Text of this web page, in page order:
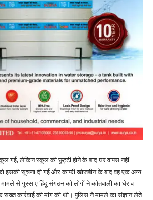
गई, लेकिन स्कूल की छुट्टी होने के बाद घर वापस नहीं
को इसकी सूचना दी गई और काफी खोजबीन के बाद वह एक अन्य
से गुस्साए हिंदू संगठन को लोगों ने कोतवाली का घेराव
कार्रवाई की मांग की थी। पुलिस ने मामले का संज्ञान लेते